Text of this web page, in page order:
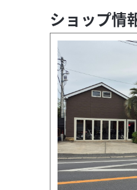
ショップ情